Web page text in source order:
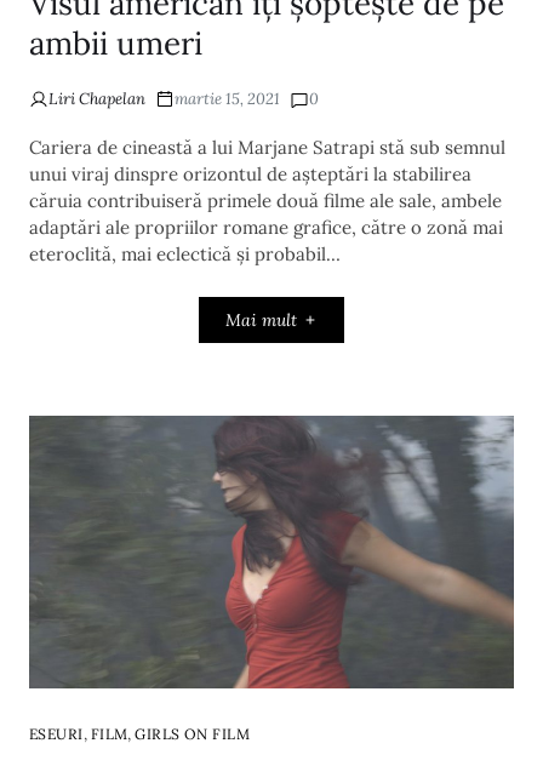
ambii umeri
Liri Chapelan martie 15, 2021 0
Cariera de cineastă a lui Marjane Satrapi stă sub semnul
unui viraj dinspre orizontul de așteptări la stabilirea
căruia contribuiseră primele două filme ale sale, ambele
adaptări ale propriilor romane grafice, către o zonă mai
eteroclită, mai eclectică și probabil…
Mai mult
ESEURI, FILM,GIRLS ON FILM